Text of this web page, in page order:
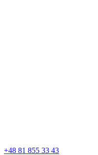
+48 81 855 33 43